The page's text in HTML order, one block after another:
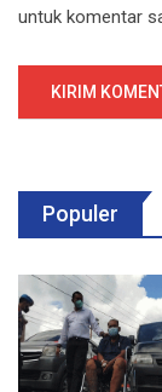
untuk komentar
Populer